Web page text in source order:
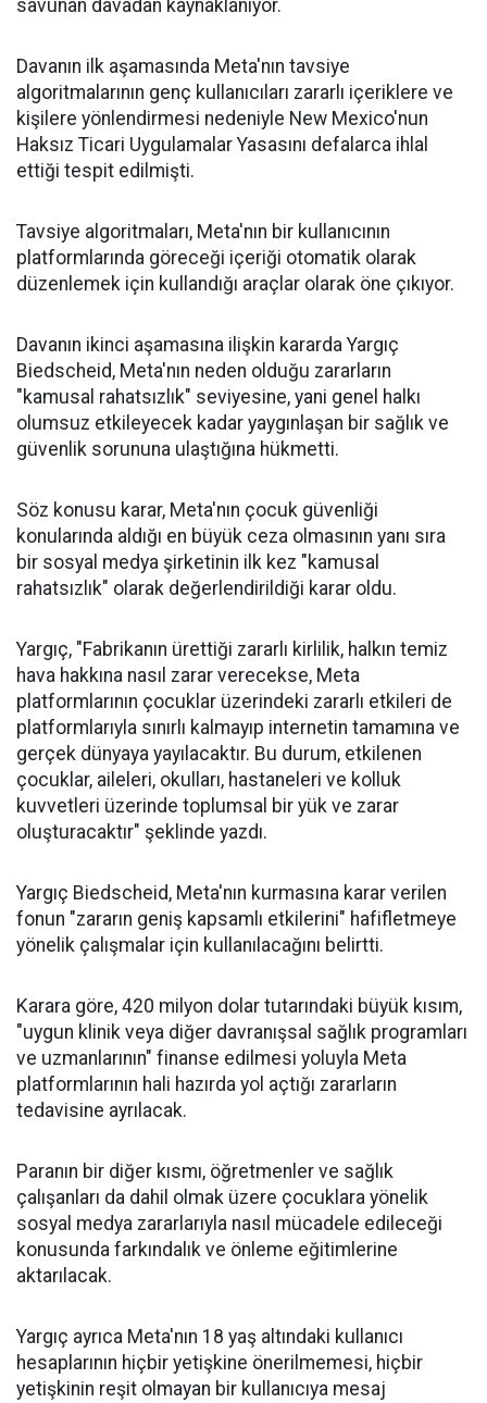
savunan davadan kaynaklanıyor.
Davanın ilk aşamasında Meta'nın tavsiye
algoritmalarının genç kullanıcıları zararlı içeriklere ve
kişilere yönlendirmesi nedeniyle New Mexico'nun
Haksız Ticari Uygulamalar Yasasını defalarca ihlal
ettiği tespit edilmişti.
Tavsiye algoritmaları, Meta'nın bir kullanıcının
platformlarında göreceği içeriği otomatik olarak
düzenlemek için kullandığı araçlar olarak öne çıkıyor.
Davanın ikinci aşamasına ilişkin kararda Yargıç
Biedscheid, Meta'nın neden olduğu zararların
"kamusal rahatsızlık" seviyesine, yani genel halkı
olumsuz etkileyecek kadar yaygınlaşan bir sağlık ve
güvenlik sorununa ulaştığına hükmetti.
Söz konusu karar, Meta'nın çocuk güvenliği
konularında aldığı en büyük ceza olmasının yanı sıra
bir sosyal medya şirketinin ilk kez "kamusal
rahatsızlık" olarak değerlendirildiği karar oldu.
Yargıç, "Fabrikanın ürettiği zararlı kirlilik, halkın temiz
hava hakkına nasıl zarar verecekse, Meta
platformlarının çocuklar üzerindeki zararlı etkileri de
platformlarıyla sınırlı kalmayıp internetin tamamına ve
gerçek dünyaya yayılacaktır. Bu durum, etkilenen
çocuklar, aileleri, okulları, hastaneleri ve kolluk
kuvvetleri üzerinde toplumsal bir yük ve zarar
oluşturacaktır" şeklinde yazdı.
Yargıç Biedscheid, Meta'nın kurmasına karar verilen
fonun "zararın geniş kapsamlı etkilerini" hafifletmeye
yönelik çalışmalar için kullanılacağını belirtti.
Karara göre, 420 milyon dolar tutarındaki büyük kısım,
"uygun klinik veya diğer davranışsal sağlık programları
ve uzmanlarının" finanse edilmesi yoluyla Meta
platformlarının hali hazırda yol açtığı zararların
tedavisine ayrılacak.
Paranın bir diğer kısmı, öğretmenler ve sağlık
çalışanları da dahil olmak üzere çocuklara yönelik
sosyal medya zararlarıyla nasıl mücadele edileceği
konusunda farkındalık ve önleme eğitimlerine
aktarılacak.
Yargıç ayrıca Meta'nın 18 yaş altındaki kullanıcı
hesaplarının hiçbir yetişkine önerilmemesi, hiçbir
yetişkinin reşit olmayan bir kullanıcıya mesaj